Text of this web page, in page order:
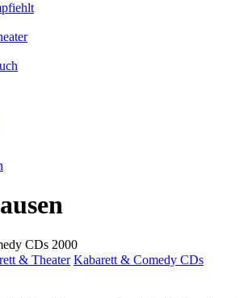
CDs 2000
& Theater Kabarett & Comedy CDs